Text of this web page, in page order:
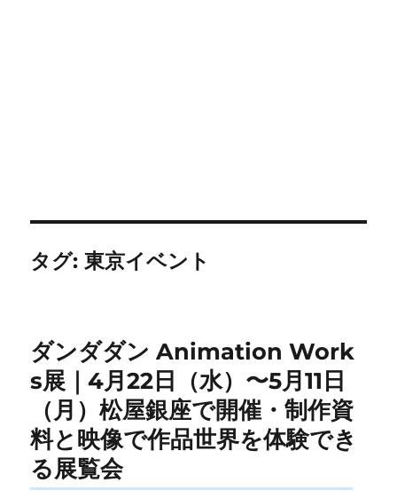
タグ:東京イベント
ダンダダン Animation Work
s展｜4月22日（水）〜5月11日
（月）松屋銀座で開催・制作資
料と映像で作品世界を体験でき
る展覧会